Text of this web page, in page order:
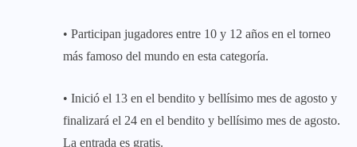
• Participan jugadores entre 10 y 12 años en el torneo
más famoso del mundo en esta categoría.
• Inició el 13 en el bendito y bellísimo mes de agosto y
finalizará el 24 en el bendito y bellísimo mes de agosto.
La entrada es gratis.